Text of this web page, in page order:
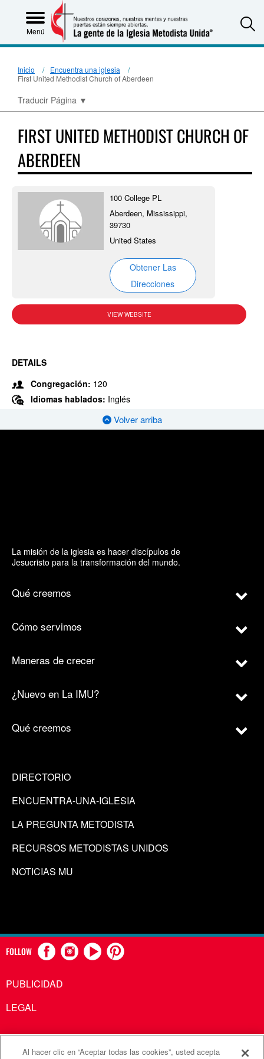
Menú
Inicio
Encuentra una iglesia
First United Methodist Church of Aberdeen
Traducir Página ▼
FIRST UNITED METHODIST CHURCH OF
ABERDEEN
100 College PL
Aberdeen, Mississippi,
39730
United States
Obtener Las
Direcciones
VIEW WEBSITE
DETAILS
Congregación: 120
Idiomas hablados: Inglés
Volver arriba
La misión de la iglesia es hacer discípulos de
Jesucristo para la transformación del mundo.
Qué creemos
Cómo servimos
Maneras de crecer
¿Nuevo en La IMU?
Qué creemos
DIRECTORIO
ENCUENTRA-UNA-IGLESIA
LA PREGUNTA METODISTA
RECURSOS METODISTAS UNIDOS
NOTICIAS MU
FOLLOW
PUBLICIDAD
LEGAL
Al hacer clic en “Aceptar todas las cookies”, usted acepta